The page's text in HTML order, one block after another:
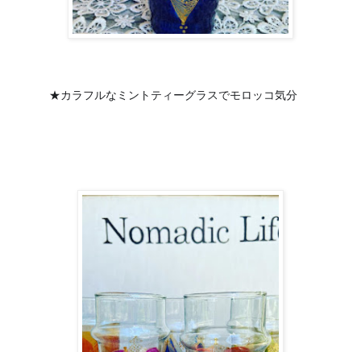
★カラフルなミントティーグラスでモロッコ気分